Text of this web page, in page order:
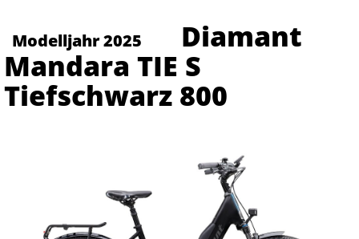
Modelljahr 2025
Diamant
Mandara TIE S
Tiefschwarz 800